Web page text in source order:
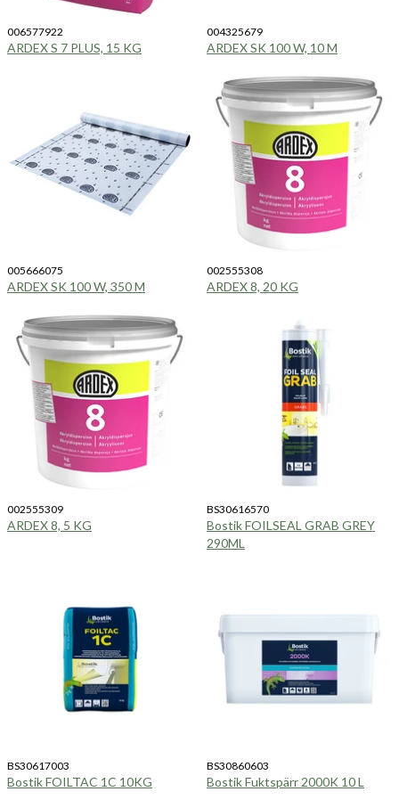
006577922
ARDEX S 7 PLUS, 15 KG
004325679
ARDEX SK 100 W, 10 M
005666075
ARDEX SK 100 W, 350 M
002555308
ARDEX 8, 20 KG
002555309
ARDEX 8, 5 KG
BS30616570
Bostik FOILSEAL GRAB GREY
290ML
BS30617003
Bostik FOILTAC 1C 10KG
BS30860603
Bostik Fuktspärr 2000K 10 L